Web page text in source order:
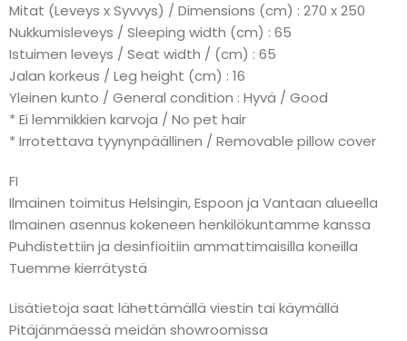
Mitat (Leveys x Syvvys) / Dimensions (cm) : 270 x 250
Nukkumisleveys / Sleeping width (cm) : 65
Istuimen leveys / Seat width / (cm) : 65
Jalan korkeus / Leg height (cm) : 16
Yleinen kunto / General condition : Hyvä / Good
* Ei lemmikkien karvoja / No pet hair
* Irrotettava tyynynpäällinen / Removable pillow cover
FI
Ilmainen toimitus Helsingin, Espoon ja Vantaan alueella
Ilmainen asennus kokeneen henkilökuntamme kanssa
Puhdistettiin ja desinfioitiin ammattimaisilla koneilla
Tuemme kierrätystä
Lisätietoja saat lähettämällä viestin tai käymällä
Pitäjänmäessä meidän showroomissa